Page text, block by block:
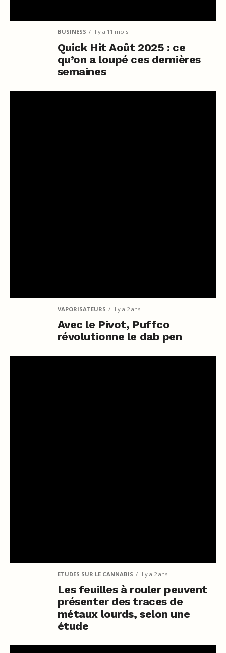
BUSINESS il y a 11 mois
Quick Hit Août 2025 : ce
qu’on a loupé ces dernières
semaines
VAPORISATEURS il y a 2 ans
Avec le Pivot, Puffco
révolutionne le dab pen
ETUDES SUR LE CANNABIS il y a 2 ans
Les feuilles à rouler peuvent
présenter des traces de
métaux lourds, selon une
étude